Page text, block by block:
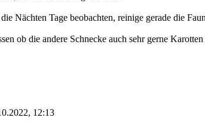
Nächten Tage beobachten, reinige gerade die
ob die andere Schnecke auch sehr gerne Karotten
12:13